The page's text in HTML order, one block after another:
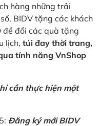
hàng những trải
BIDV tặng các khách
để đổi các quà tặng
lịch, túi đay thời trang,
tính năng VnShop
cần thực hiện một
Đăng ký mới BIDV